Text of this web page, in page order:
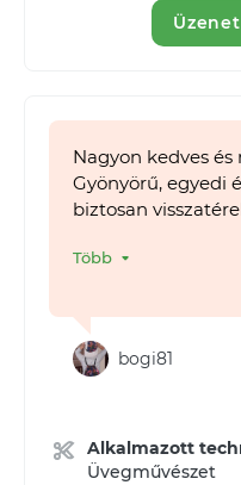
Nagyon kedves
Gyönyörű, egyedi
biztosan
Több
bogi81
Alkalmazott
Üvegművészet